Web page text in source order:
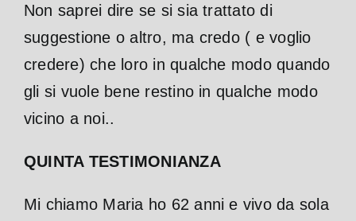
Non saprei dire se si sia trattato di
suggestione o altro, ma credo ( e voglio
credere) che loro in qualche modo quando
gli si vuole bene restino in qualche modo
vicino a noi..
QUINTA TESTIMONIANZA
Mi chiamo Maria ho 62 anni e vivo da sola